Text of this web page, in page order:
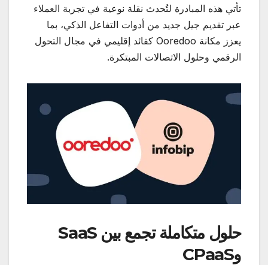
تأتي هذه المبادرة لتُحدث نقلة نوعية في تجربة العملاء
عبر تقديم جيل جديد من أدوات التفاعل الذكي، بما
يعزز مكانة Ooredoo كقائد إقليمي في مجال التحول
الرقمي وحلول الاتصالات المبتكرة.
حلول متكاملة تجمع بين SaaS
وCPaaS